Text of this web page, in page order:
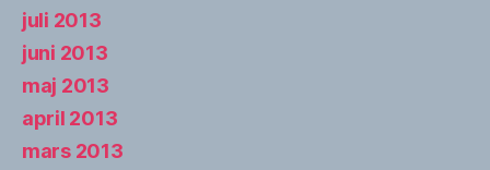
juli 2013
juni 2013
maj 2013
april 2013
mars 2013